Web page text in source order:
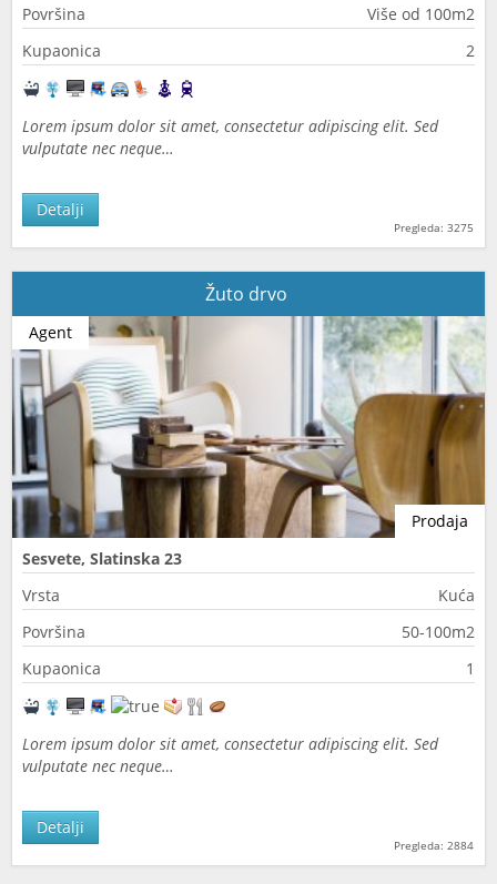
Površina
Više od 100m2
Kupaonica
2
Lorem ipsum dolor sit amet, consectetur adipiscing elit. Sed
vulputate nec neque…
Pregleda: 3275
Detalji
Žuto drvo
Prodaja
Agent
Sesvete, Slatinska 23
Vrsta
Kuća
Površina
50-100m2
Kupaonica
1
Lorem ipsum dolor sit amet, consectetur adipiscing elit. Sed
vulputate nec neque…
Pregleda: 2884
Detalji